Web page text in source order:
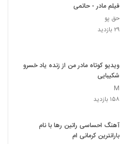
فیلم مادر - حاتمی
حق پو
۲۹ بازدید
ویدیو کوتاه مادر من از زنده یاد خسرو
شکیبایی
M
۱۵۸ بازدید
آهنگ احساسی راتین رها با نام
بارانترین کرمانی ام